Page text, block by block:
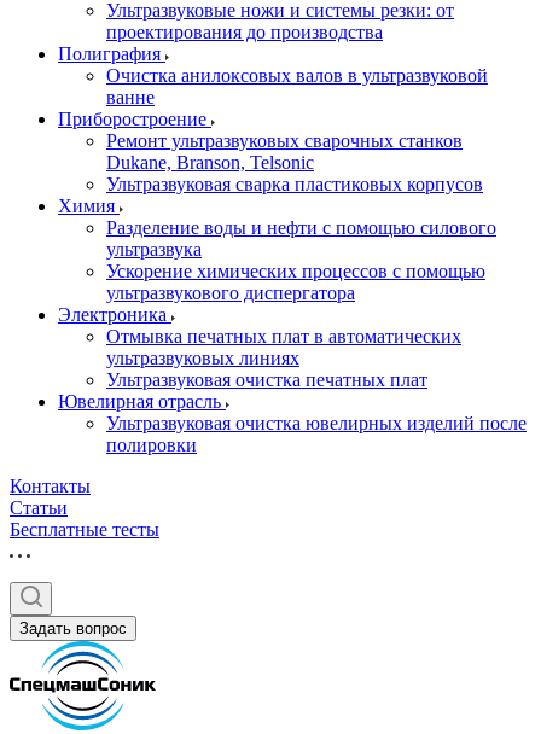
Ультразвуковые ножи и системы резки: от
проектирования до производства
Полиграфия
Очистка анилоксовых валов в ультразвуковой
ванне
Приборостроение
Ремонт ультразвуковых сварочных станков
Dukane, Branson, Telsonic
Ультразвуковая сварка пластиковых корпусов
Химия
Разделение воды и нефти с помощью силового
ультразвука
Ускорение химических процессов с помощью
ультразвукового диспергатора
Электроника
Отмывка печатных плат в автоматических
ультразвуковых линиях
Ультразвуковая очистка печатных плат
Ювелирная отрасль
Ультразвуковая очистка ювелирных изделий после
полировки
Контакты
Статьи
Бесплатные тесты
Задать вопрос